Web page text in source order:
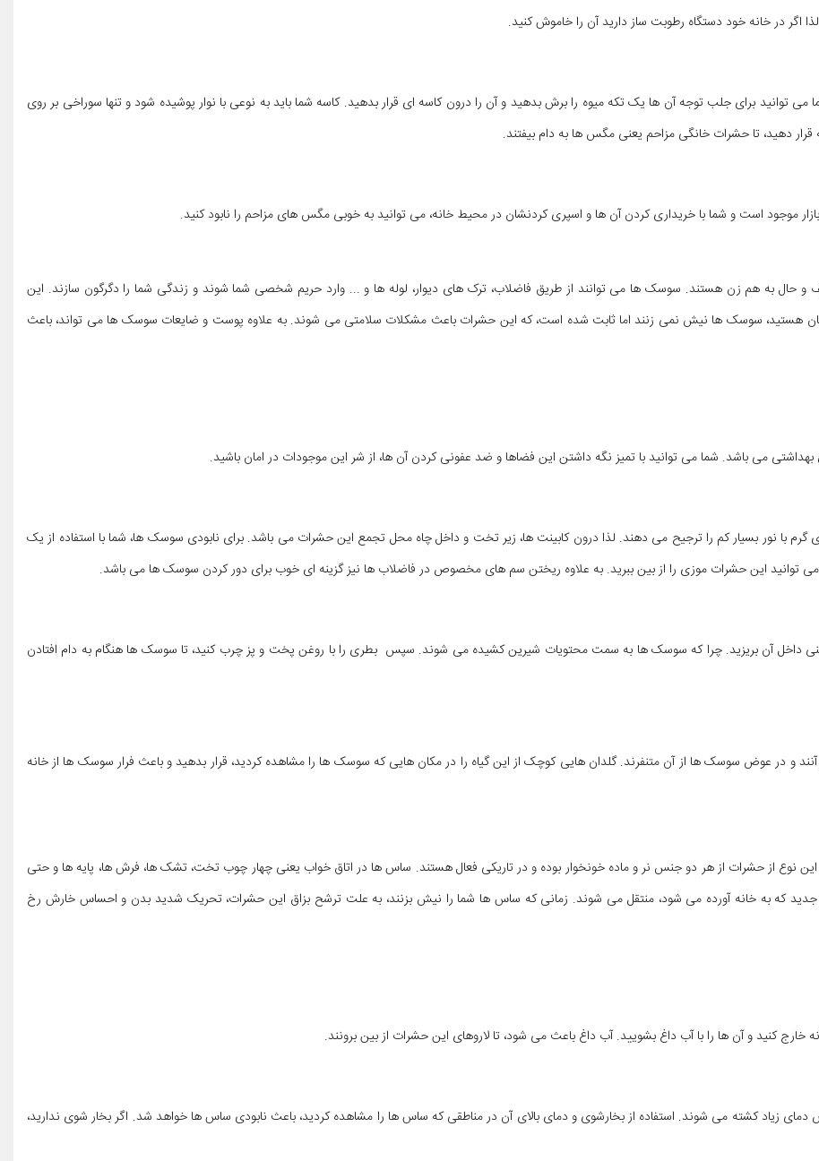
برای جلب توجه آن ها یک تکه میوه را برش بدهید و آن را درون کاسه ای قرار بدهید. کاسه شما باید به نوعی با نوار پوشیده شود و تنها سوراخی بر روی
دهید، تا حشرات خانگی مزاحم یعنی مگس ها به دام بیفتند.
است و شما با خریداری کردن آن ها و اسپری کردنشان در محیط خانه، می توانید به خوبی مگس های مزاحم را نابود کنید.
حال به هم زن هستند. سوسک ها می توانند از طریق فاضلاب، ترک های دیوار، لوله ها و ... وارد حریم شخصی شما شوند و زندگی شما را دگرگون سازند. این
هستید، سوسک ها نیش نمی زنند اما ثابت شده است، که این حشرات باعث مشکلات سلامتی می شوند. به علاوه پوست و ضایعات سوسک ها می تواند، باعث
می باشد. شما می توانید با تمیز نگه داشتن این فضاها و ضد عفونی کردن آن ها، از شر این موجودات در امان باشید.
با نور بسیار کم را ترجیح می دهند. لذا درون کابینت ها، زیر تخت و داخل چاه محل تجمع این حشرات می باشد. برای نابودی سوسک ها، شما با استفاده از یک
این حشرات موزی را از بین ببرید. به علاوه ریختن سم های مخصوص در فاضلاب ها نیز گزینه ای خوب برای دور کردن سوسک ها می باشد.
داخل آن بریزید. چرا که سوسک ها به سمت محتویات شیرین کشیده می شوند. سپس بطری را با روغن پخت و پز چرب کنید، تا سوسک ها هنگام به دام افتادن
و در عوض سوسک ها از آن متنفرند. گلدان هایی کوچک از این گیاه را در مکان هایی که سوسک ها را مشاهده کردید، قرار بدهید و باعث فرار سوسک ها از خانه
نوع از حشرات از هر دو جنس نر و ماده خونخوار بوده و در تاریکی فعال هستند. ساس ها در اتاق خواب یعنی چهار چوب تخت، تشک ها، فرش ها، پایه ها و حتی
که به خانه آورده می شود، منتقل می شوند. زمانی که ساس ها شما را نیش بزنند، به علت ترشح بزاق این حشرات، تحریک شدید بدن و احساس خارش رخ
کنید و آن ها را با آب داغ بشویید. آب داغ باعث می شود، تا لاروهای این حشرات از بین برونند.
زیاد کشته می ‌شوند. استفاده از بخارشوی و دمای بالای آن در مناطقی که ساس ‌ها را مشاهده کردید، باعث نابودی ساس ها خواهد شد. اگر بخار شوی ندارید،